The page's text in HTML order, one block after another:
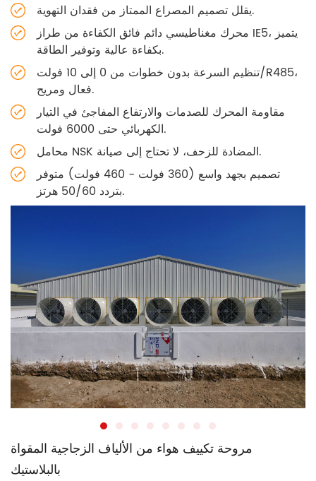
يقلل تصميم المصراع الممتاز من فقدان التهوية.
محرك مغناطيسي دائم فائق الكفاءة من طراز IE5، يتميز
بكفاءة عالية وتوفير الطاقة.
تنظيم السرعة بدون خطوات من 0 إلى 10 فولت/R485،
فعال ومريح.
مقاومة المحرك للصدمات والارتفاع المفاجئ في التيار
الكهربائي حتى 6000 فولت.
محامل NSK المضادة للزحف، لا تحتاج إلى صيانة.
تصميم بجهد واسع (360 فولت - 460 فولت) متوفر
بتردد 50/60 هرتز.
مروحة تكييف هواء من الألياف الزجاجية المقواة
بالبلاستيك